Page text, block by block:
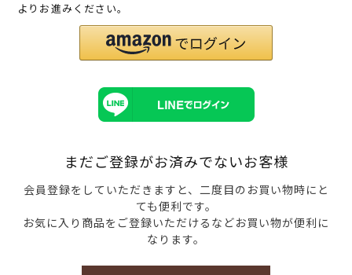
よりお進みください。
まだご登録がお済みでないお客様
会員登録をしていただきますと、二度目のお買い物時にと
ても便利です。
お気に入り商品をご登録いただけるなどお買い物が便利に
なります。